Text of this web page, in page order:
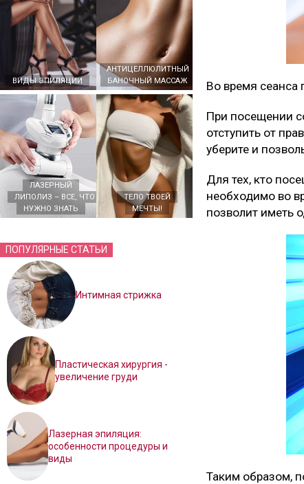
ВИДЫ ЭПИЛЯЦИИ
АНТИЦЕЛЛЮЛИТНЫЙ
БАНОЧНЫЙ МАССАЖ
ЛАЗЕРНЫЙ
ЛИПОЛИЗ – ВСЕ, ЧТО
НУЖНО ЗНАТЬ
ТЕЛО ТВОЕЙ
МЕЧТЫ!
ПОПУЛЯРНЫЕ СТАТЬИ
Интимная стрижка
Пластическая хирургия -
увеличение груди
Лазерная эпиляция:
особенности процедуры и
виды
Во время сеанса
При посещении
отступить от
уберите и
Для тех, кто
необходимо во
позволит иметь
Таким образом,